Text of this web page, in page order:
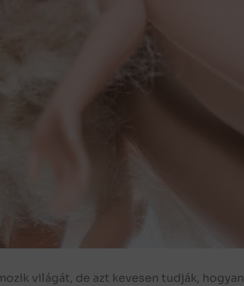
világát, de azt kevesen tudják, hogyan